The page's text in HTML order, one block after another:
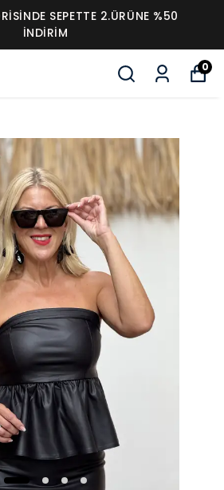
SEPETTE 2.ÜRÜNE %50
İNDİRİM
0